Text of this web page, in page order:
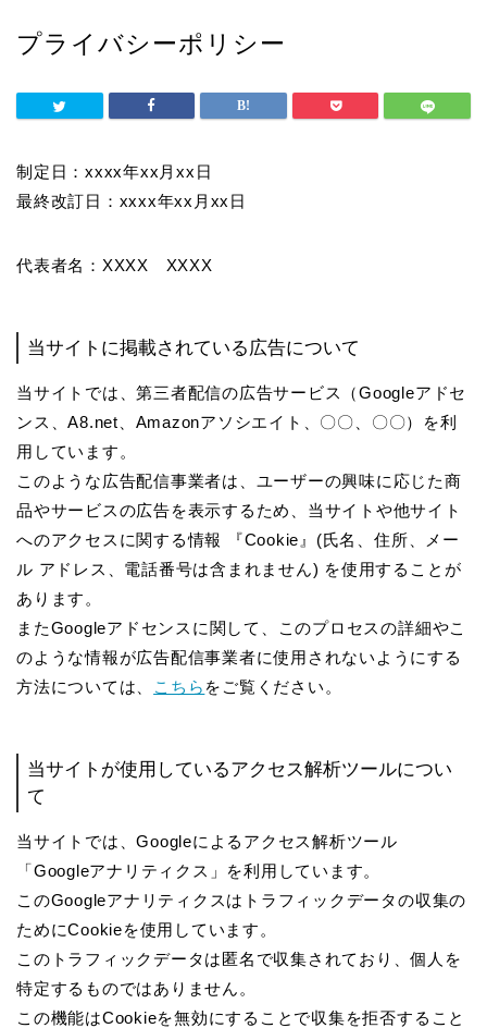
プライバシーポリシー
制定日：xxxx年xx月xx日
最終改訂日：xxxx年xx月xx日
代表者名：XXXX XXXX
当サイトに掲載されている広告について
当サイトでは、第三者配信の広告サービス（Googleアドセ
ンス、A8.net、Amazonアソシエイト、〇〇、〇〇）を利
用しています。
このような広告配信事業者は、ユーザーの興味に応じた商
品やサービスの広告を表示するため、当サイトや他サイト
へのアクセスに関する情報 『Cookie』(氏名、住所、メー
ル アドレス、電話番号は含まれません) を使用することが
あります。
またGoogleアドセンスに関して、このプロセスの詳細やこ
のような情報が広告配信事業者に使用されないようにする
方法については、
こちら をご覧ください。
当サイトが使用しているアクセス解析ツールについ
て
当サイトでは、Googleによるアクセス解析ツール
「Googleアナリティクス」を利用しています。
このGoogleアナリティクスはトラフィックデータの収集の
ためにCookieを使用しています。
このトラフィックデータは匿名で収集されており、個人を
特定するものではありません。
この機能はCookieを無効にすることで収集を拒否すること